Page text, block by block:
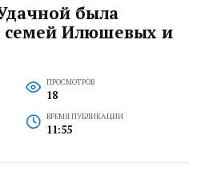
была
семей Илюшевых и
ПРОСМОТРОВ
18
ВРЕМЯ ПУБЛИКАЦИИ
11:55